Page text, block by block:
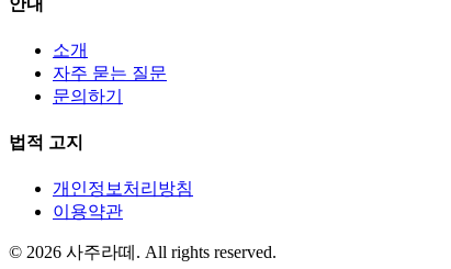
소개
자주 묻는 질문
문의하기
법적 고지
개인정보처리방침
이용약관
© 2026 사주라떼. All rights reserved.